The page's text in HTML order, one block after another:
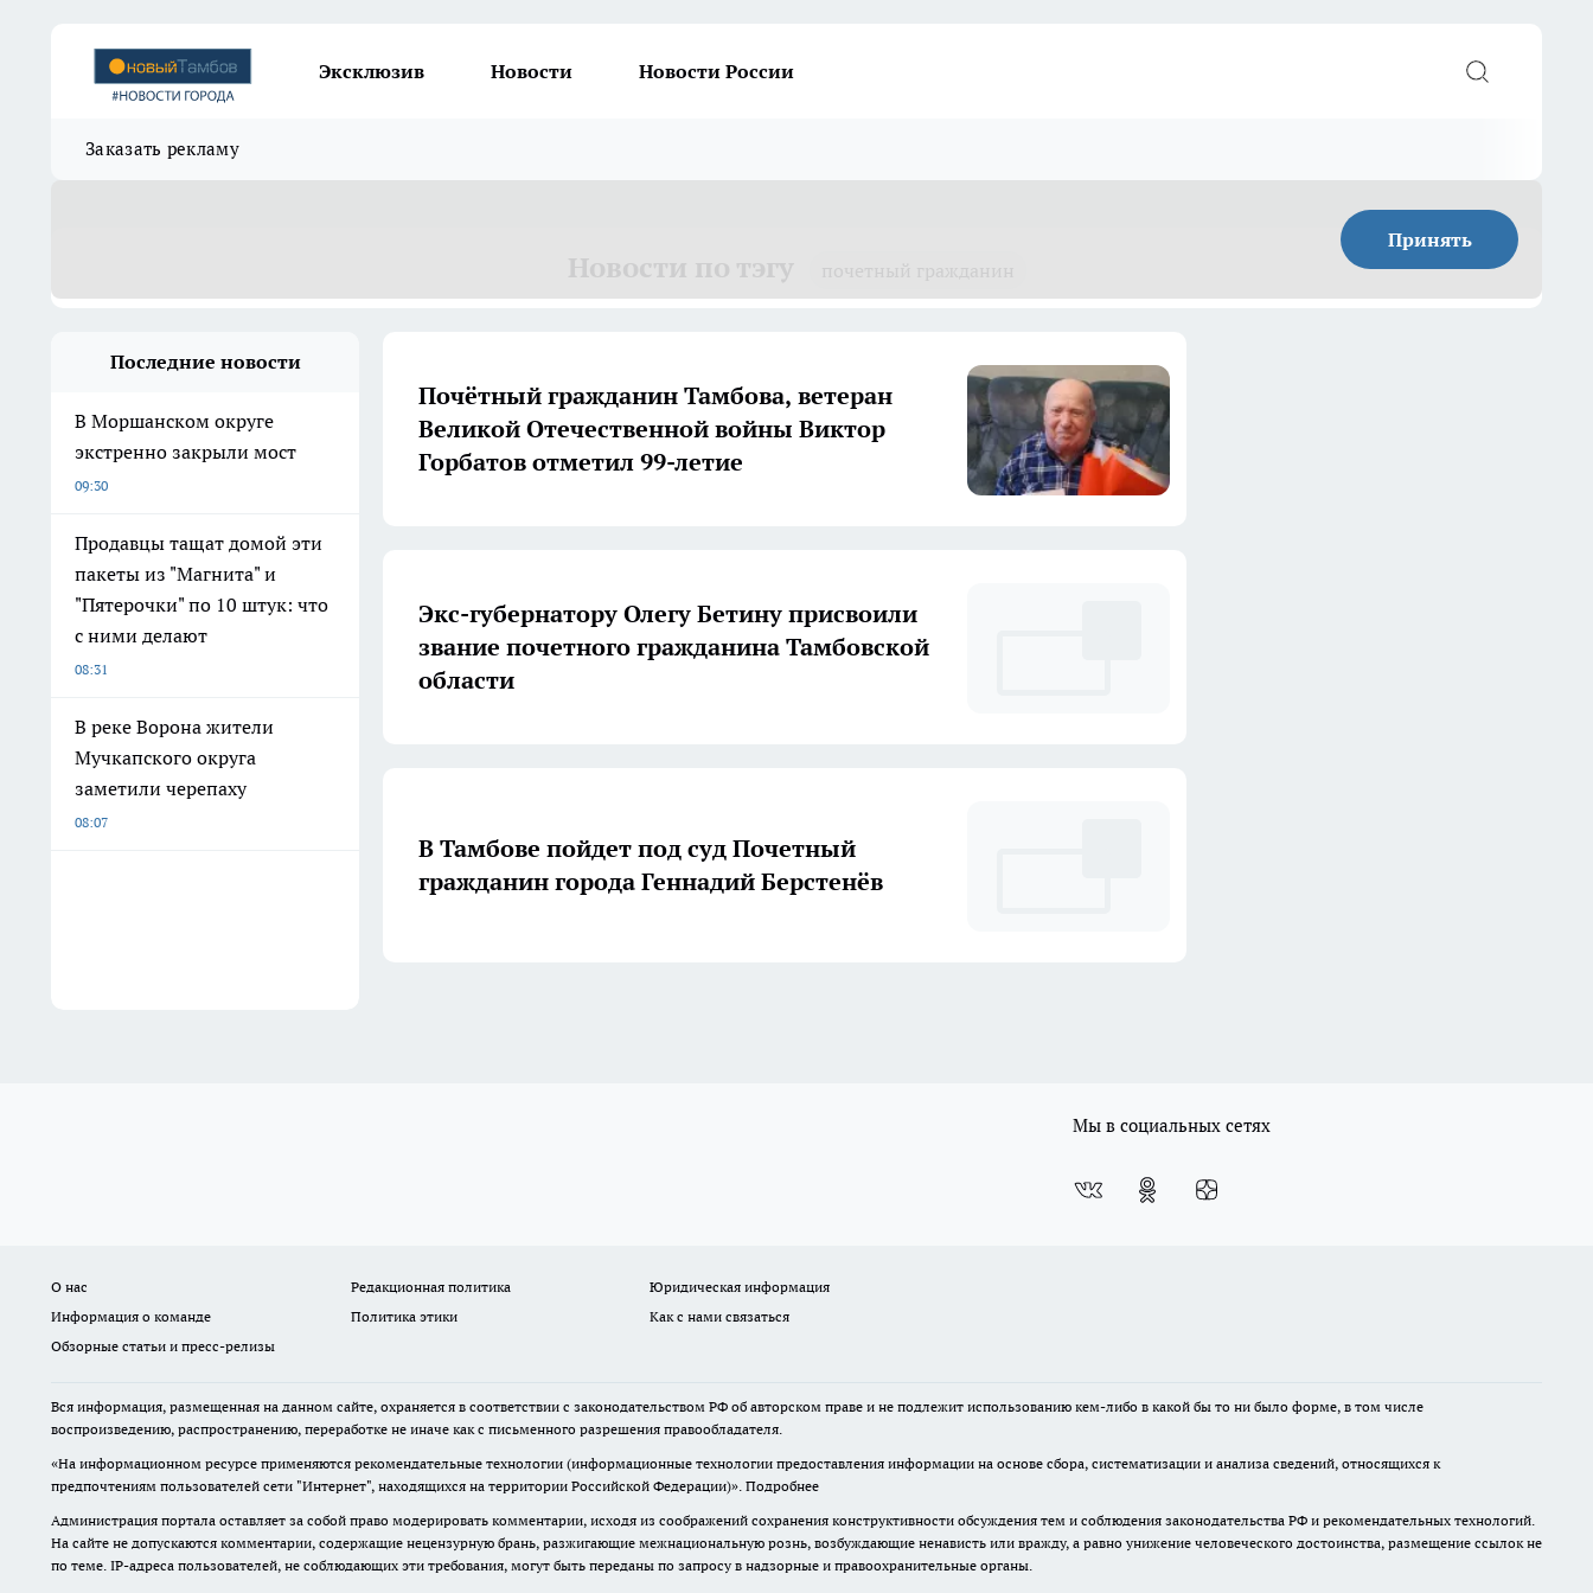
Эксклюзив Новости Новости России
Заказать рекламу
Принять
Последние новости
В Моршанском округе
экстренно закрыли мост
09:30
Продавцы тащат домой эти
пакеты из "Магнита" и
"Пятерочки" по 10 штук: что
с ними делают
08:31
В реке Ворона жители
Мучкапского округа
заметили черепаху
08:07
Почётный гражданин Тамбова, ветеран
Великой Отечественной войны Виктор
Горбатов отметил 99-летие
Экс-губернатору Олегу Бетину присвоили
звание почетного гражданина Тамбовской
области
В Тамбове пойдет под суд Почетный
гражданин города Геннадий Берстенёв
Мы в социальных сетях
О нас Редакционная политика
Юридическая информация
Информация о команде
Политика этики
Как с нами связаться
Обзорные статьи и пресс-релизы
Вся информация, размещенная на данном сайте, охраняется в соответствии с законодательством РФ об авторском праве и не подлежит использованию кем-либо в какой бы то ни было форме, в том числе
воспроизведению, распространению, переработке не иначе как с письменного разрешения правообладателя.
«На информационном ресурсе применяются рекомендательные технологии (информационные технологии предоставления информации на основе сбора, систематизации и анализа сведений, относящихся к
предпочтениям пользователей сети "Интернет", находящихся на территории Российской Федерации)». Подробнее
Администрация портала оставляет за собой право модерировать комментарии, исходя из соображений сохранения конструктивности обсуждения тем и соблюдения законодательства РФ и рекомендательных технологий.
На сайте не допускаются комментарии, содержащие нецензурную брань, разжигающие межнациональную рознь, возбуждающие ненависть или вражду, а равно унижение человеческого достоинства, размещение ссылок не
по теме. IP-адреса пользователей, не соблюдающих эти требования, могут быть переданы по запросу в надзорные и правоохранительные органы.